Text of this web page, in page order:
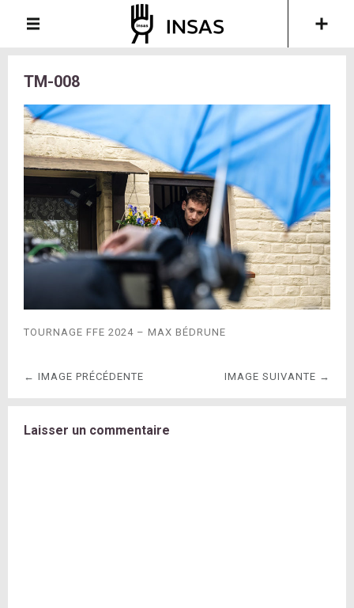
TM-008
TOURNAGE FFE 2024 – MAX BÉDRUNE
← IMAGE PRÉCÉDENTE IMAGE SUIVANTE →
Laisser un commentaire